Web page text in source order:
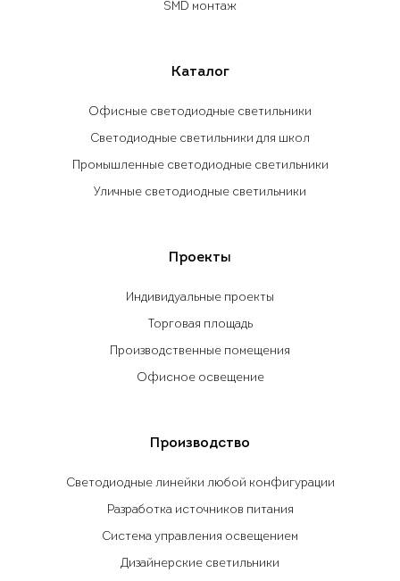
SMD монтаж
Каталог
Офисные светодиодные светильники
Светодиодные светильники для школ
Промышленные светодиодные светильники
Уличные светодиодные светильники
Проекты
Индивидуальные проекты
Торговая площадь
Производственные помещения
Офисное освещение
Производство
Светодиодные линейки любой конфигурации
Разработка источников питания
Система управления освещением
Дизайнерские светильники